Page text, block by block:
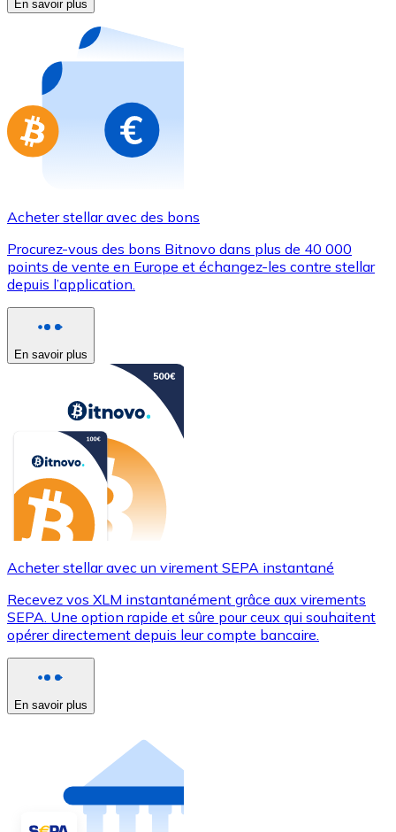
Nouveau
Achetez des cartes-cadeaux de vos marques
Aller à la boutique de cartes-cadeaux
En savoir plus
Acheter stellar avec des bons
Procurez-vous des bons Bitnovo dans plus de 40 000
points de vente en Europe et échangez-les contre stellar
depuis l’application.
En savoir plus
Acheter stellar avec un virement SEPA instantané
Recevez vos XLM instantanément grâce aux virements
SEPA. Une option rapide et sûre pour ceux qui souhaitent
opérer directement depuis leur compte bancaire.
En savoir plus